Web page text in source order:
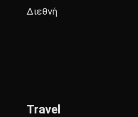
Διεθνή
Travel